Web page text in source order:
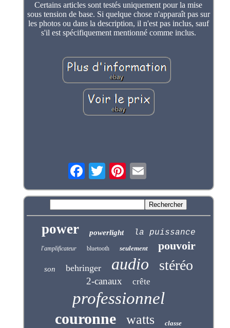
Certains articles sont testés uniquement pour la mise
sous tension de base. Si quelque chose n'apparaît pas sur
les photos ou dans la description, il n'est pas inclus, sauf
s'il est spécifiquement mentionné comme inclus.
power powerlight la puissance
l'amplificateur bluetooth seulement pouvoir
son behringer audio stéréo
2-canaux crête
professionnel
couronne watts classe